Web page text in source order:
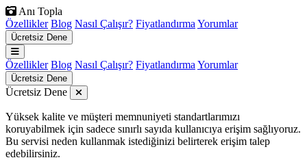
Anı Topla
Özellikler Blog Nasıl Çalışır? Fiyatlandırma Yorumlar
Ücretsiz Dene
Özellikler Blog Nasıl Çalışır? Fiyatlandırma Yorumlar
Ücretsiz Dene
Ücretsiz Dene
Yüksek kalite ve müşteri memnuniyeti standartlarımızı
koruyabilmek için sadece sınırlı sayıda kullanıcıya erişim sağlıyoruz.
Bu servisi neden kullanmak istediğinizi belirterek erişim talep
edebilirsiniz.